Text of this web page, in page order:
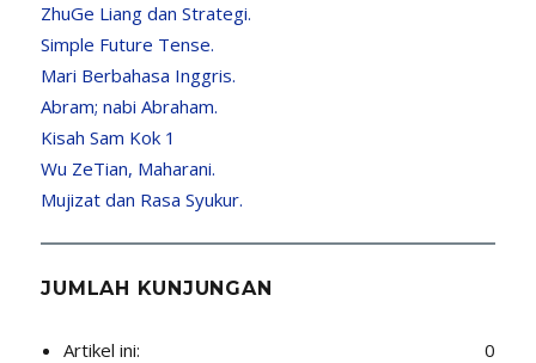
ZhuGe Liang dan Strategi.
Simple Future Tense.
Mari Berbahasa Inggris.
Abram; nabi Abraham.
Kisah Sam Kok 1
Wu ZeTian, Maharani.
Mujizat dan Rasa Syukur.
JUMLAH KUNJUNGAN
0
Artikel ini: